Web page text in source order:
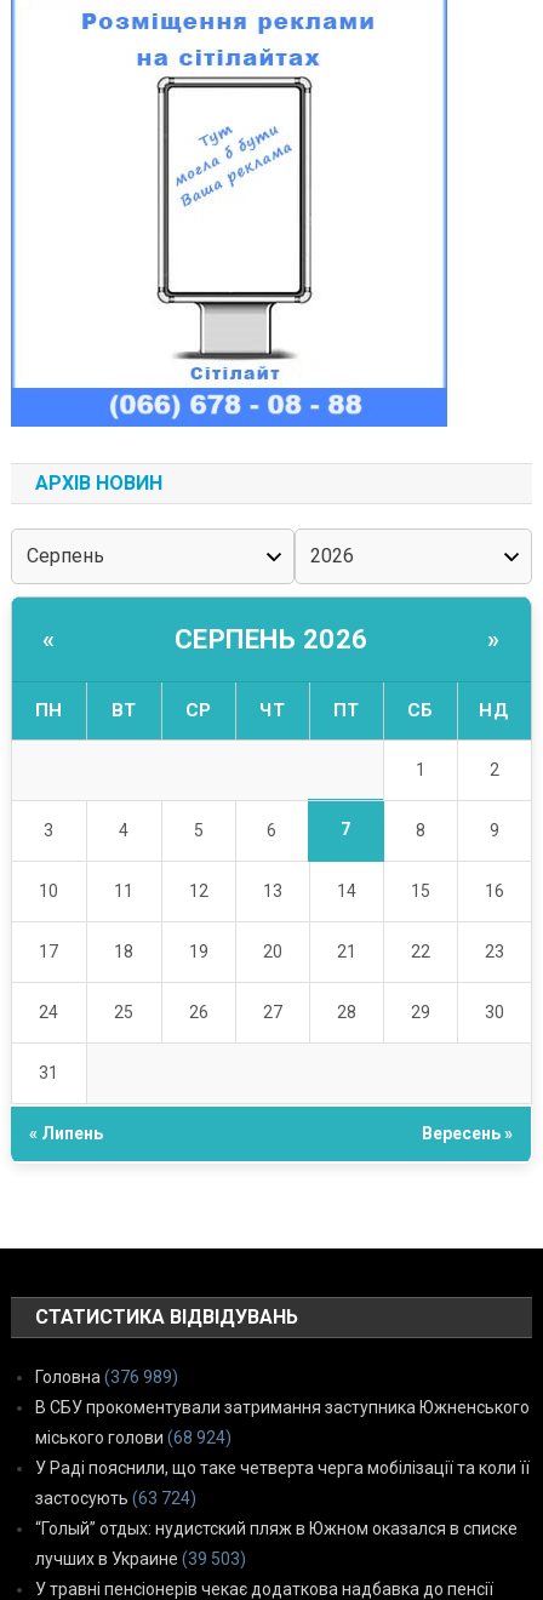
АРХІВ НОВИН
« СЕРПЕНЬ 2026 »
ПН ВТ СР ЧТ ПТ СБ НД
1 2
3 4 5 6 7 8 9
10 11 12 13 14 15 16
17 18 19 20 21 22 23
24 25 26 27 28 29 30
31
« Липень Вересень »
СТАТИСТИКА ВІДВІДУВАНЬ
Головна (376 989)
В СБУ прокоментували затримання заступника Южненського
міського голови (68 924)
У Раді пояснили, що таке четверта черга мобілізації та коли її
застосують (63 724)
“Голый” отдых: нудистский пляж в Южном оказался в списке
лучших в Украине (39 503)
У травні пенсіонерів чекає додаткова надбавка до пенсії